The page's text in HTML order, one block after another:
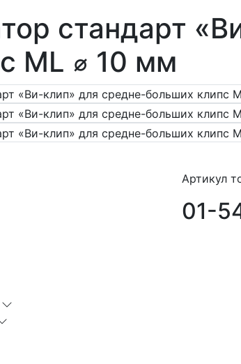
стандарт
ML ⌀ 10 мм
Артикул
01-